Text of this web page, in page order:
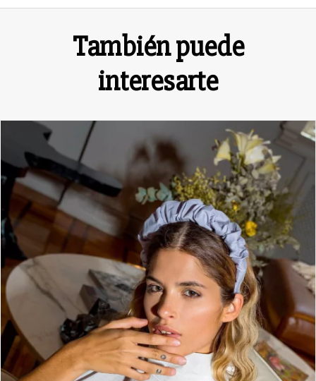
También puede
interesarte